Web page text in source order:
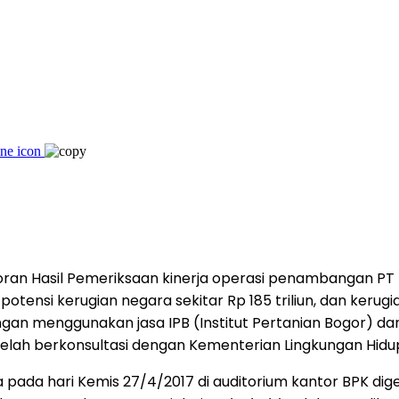
Hasil Pemeriksaan kinerja operasi penambangan
kerugian negara sekitar Rp 185 triliun, dan
menggunakan jasa IPB (Institut Pertanian Bogor)
berkonsultasi dengan Kementerian Lingkungan
hari Kemis 27/4/2017 di auditorium kantor BPK